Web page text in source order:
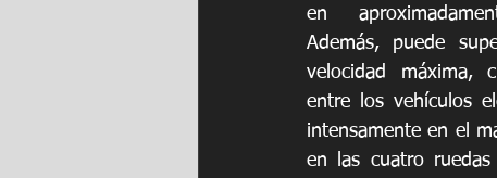
en
Además, puede
velocidad máxima,
entre los vehículos
intensamente en el
en las cuatro